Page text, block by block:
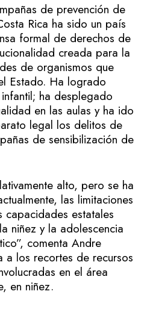
de prevención de
Rica ha sido un país
formal de derechos de
creada para la
de organismos que
Estado. Ha logrado
ha desplegado
en las aulas y ha ido
legal los delitos de
de sensibilización de
alto, pero se ha
las limitaciones
capacidades estatales
niñez y la adolescencia
comenta Andre
a los recortes de recursos
en el área
en niñez.